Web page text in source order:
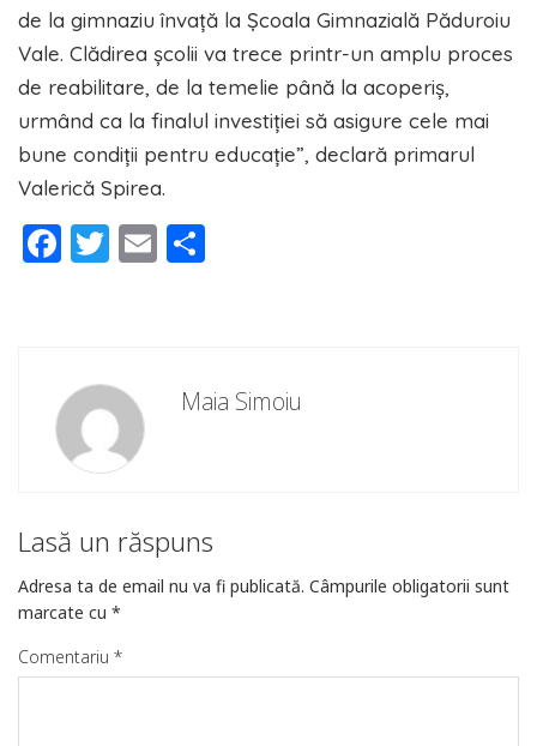
de la gimnaziu învață la Școala Gimnazială Păduroiu
Vale. Clădirea școlii va trece printr-un amplu proces
de reabilitare, de la temelie până la acoperiș,
urmând ca la finalul investiției să asigure cele mai
bune condiții pentru educație”, declară primarul
Valerică Spirea.
Facebook
Twitter
Email
Maia Simoiu
Lasă un răspuns
Adresa ta de email nu va fi publicată. Câmpurile obligatorii sunt
marcate cu *
Comentariu *